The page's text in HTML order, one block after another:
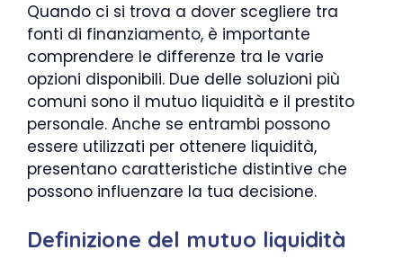
Quando ci si trova a dover scegliere tra
fonti di finanziamento, è importante
comprendere le differenze tra le varie
opzioni disponibili. Due delle soluzioni più
comuni sono il mutuo liquidità e il prestito
personale. Anche se entrambi possono
essere utilizzati per ottenere liquidità,
presentano caratteristiche distintive che
possono influenzare la tua decisione.
Definizione del mutuo liquidità